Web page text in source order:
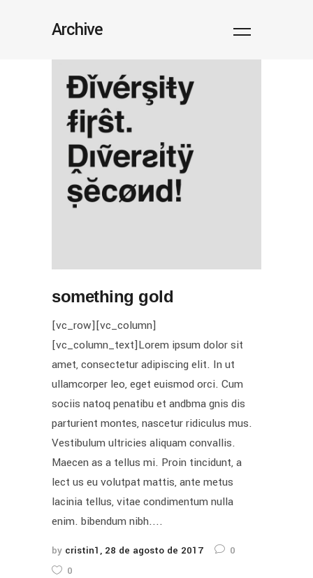
Archive
something gold
[vc_row][vc_column]
[vc_column_text]Lorem ipsum dolor sit
amet, consectetur adipiscing elit. In ut
ullamcorper leo, eget euismod orci. Cum
sociis natoq penatibu et andbma gnis dis
parturient montes, nascetur ridiculus mus.
Vestibulum ultricies aliquam convallis.
Maecen as a tellus mi. Proin tincidunt, a
lect us eu volutpat mattis, ante metus
lacinia tellus, vitae condimentum nulla
enim. bibendum nibh....
by cristin1 28 de agosto de 2017
0
0